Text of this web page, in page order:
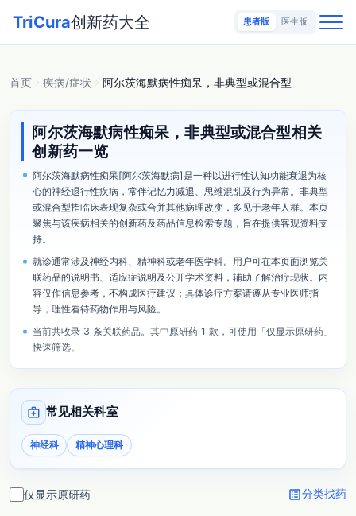
TriCura创新药大全 患者版 医生版
首页 疾病/症状 阿尔茨海默病性痴呆，非典型或混合型
阿尔茨海默病性痴呆，非典型或混合型相关
创新药一览
阿尔茨海默病性痴呆[阿尔茨海默病]是一种以进行性认知功能衰退为核
心的神经退行性疾病，常伴记忆力减退、思维混乱及行为异常。非典型
或混合型指临床表现复杂或合并其他病理改变，多见于老年人群。本页
聚焦与该疾病相关的创新药及药品信息检索专题，旨在提供客观资料支
持。
就诊通常涉及神经内科、精神科或老年医学科。用户可在本页面浏览关
联药品的说明书、适应症说明及公开学术资料，辅助了解治疗现状。内
容仅作信息参考，不构成医疗建议；具体诊疗方案请遵从专业医师指
导，理性看待药物作用与风险。
当前共收录 3 条关联药品。其中原研药 1 款，可使用「仅显示原研药」
快速筛选。
medical_services 常见相关科室
神经科 精神心理科
仅显示原研药 list_alt分类找药